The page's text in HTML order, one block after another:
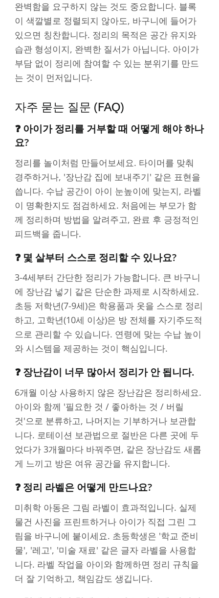
완벽함을 요구하지 않는 것도 중요합니다. 블록
이 색깔별로 정렬되지 않아도, 바구니에 들어가
있으면 칭찬합니다. 정리의 목적은 공간 유지와
습관 형성이지, 완벽한 질서가 아닙니다. 아이가
부담 없이 정리에 참여할 수 있는 분위기를 만드
는 것이 먼저입니다.
자주 묻는 질문 (FAQ)
❓ 아이가 정리를 거부할 때 어떻게 해야 하나
요?
정리를 놀이처럼 만들어보세요. 타이머를 맞춰
경주하거나, '장난감 집에 보내주기' 같은 표현을
씁니다. 수납 공간이 아이 눈높이에 맞는지, 라벨
이 명확한지도 점검하세요. 처음에는 부모가 함
께 정리하며 방법을 알려주고, 완료 후 긍정적인
피드백을 줍니다.
❓ 몇 살부터 스스로 정리할 수 있나요?
3-4세부터 간단한 정리가 가능합니다. 큰 바구니
에 장난감 넣기 같은 단순한 과제로 시작하세요.
초등 저학년(7-9세)은 학용품과 옷을 스스로 정리
하고, 고학년(10세 이상)은 방 전체를 자기주도적
으로 관리할 수 있습니다. 연령에 맞는 수납 높이
와 시스템을 제공하는 것이 핵심입니다.
❓ 장난감이 너무 많아서 정리가 안 됩니다.
6개월 이상 사용하지 않은 장난감은 정리하세요.
아이와 함께 '필요한 것 / 좋아하는 것 / 버릴
것'으로 분류하고, 나머지는 기부하거나 보관합
니다. 로테이션 보관법으로 절반은 다른 곳에 두
었다가 3개월마다 바꿔주면, 같은 장난감도 새롭
게 느끼고 방은 여유 공간을 유지합니다.
❓ 정리 라벨은 어떻게 만드나요?
미취학 아동은 그림 라벨이 효과적입니다. 실제
물건 사진을 프린트하거나 아이가 직접 그린 그
림을 바구니에 붙이세요. 초등학생은 '학교 준비
물', '레고', '미술 재료' 같은 글자 라벨을 사용합
니다. 라벨 작업을 아이와 함께하면 정리 규칙을
더 잘 기억하고, 책임감도 생깁니다.